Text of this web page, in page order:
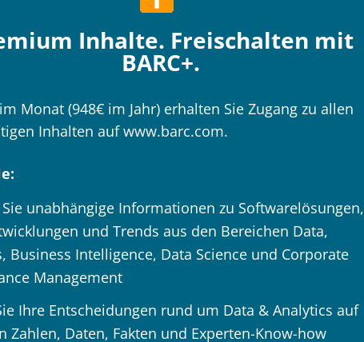
Inhalte. Freischalten mit
BARC+.
Monat (948€ im Jahr) erhalten Sie Zugang zu allen
Inhalten auf www.barc.com.
unabhängige Informationen zu Softwarelösungen,
und Trends aus den Bereichen Data,
Business Intelligence, Data Science und Corporate
Management
Ihre Entscheidungen rund um Data & Analytics auf
Zahlen, Daten, Fakten und Experten-Know-how